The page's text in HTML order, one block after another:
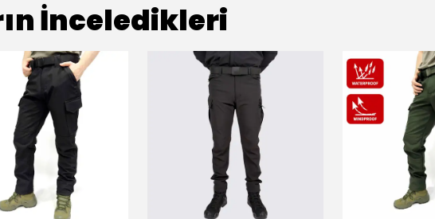
İnceledikleri